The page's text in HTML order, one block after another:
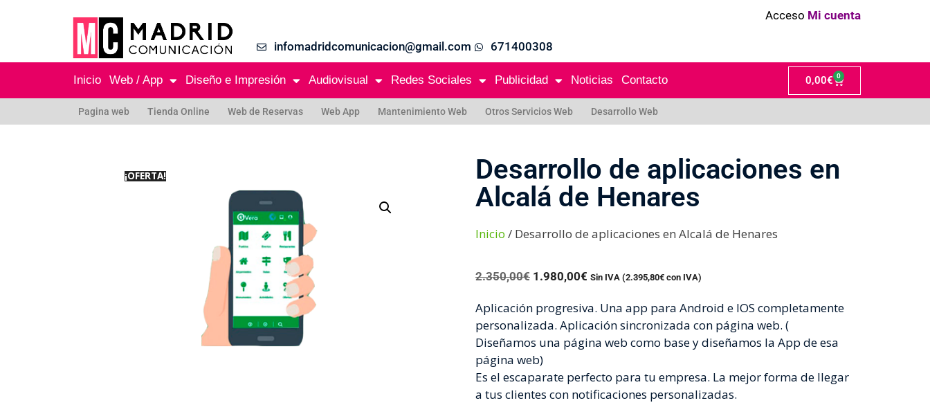
Acceso Mi cuenta
infomadridcomunicacion@gmail.com 671400308
Inicio Web / App Diseño e Impresión Audiovisual Redes Sociales Publicidad Noticias Contacto 0,00€ 0
Pagina web Tienda Online Web de Reservas Web App Mantenimiento Web Otros Servicios Web Desarrollo Web
¡OFERTA!
Desarrollo de aplicaciones en
Alcalá de Henares
Inicio / Desarrollo de aplicaciones en Alcalá de Henares
2.350,00€ 1.980,00€ Sin IVA (2.395,80€ con IVA)
Aplicación progresiva. Una app para Android e IOS completamente
personalizada. Aplicación sincronizada con página web. (
Diseñamos una página web como base y diseñamos la App de esa
página web)
Es el escaparate perfecto para tu empresa. La mejor forma de llegar
a tus clientes con notificaciones personalizadas.